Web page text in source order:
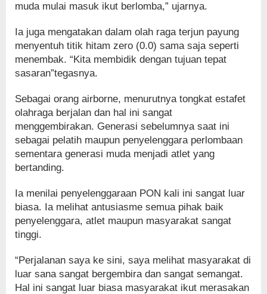
muda mulai masuk ikut berlomba,” ujarnya.
Ia juga mengatakan dalam olah raga terjun payung
menyentuh titik hitam zero (0.0) sama saja seperti
menembak. “Kita membidik dengan tujuan tepat
sasaran”tegasnya.
Sebagai orang airborne, menurutnya tongkat estafet
olahraga berjalan dan hal ini sangat
menggembirakan. Generasi sebelumnya saat ini
sebagai pelatih maupun penyelenggara perlombaan
sementara generasi muda menjadi atlet yang
bertanding.
Ia menilai penyelenggaraan PON kali ini sangat luar
biasa. Ia melihat antusiasme semua pihak baik
penyelenggara, atlet maupun masyarakat sangat
tinggi.
“Perjalanan saya ke sini, saya melihat masyarakat di
luar sana sangat bergembira dan sangat semangat.
Hal ini sangat luar biasa masyarakat ikut merasakan